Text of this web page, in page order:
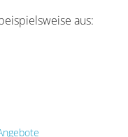
so vielleicht auch
aus: